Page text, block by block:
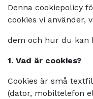
Denna cookiepolicy
cookies vi använder,
dem och hur du kan
1. Vad är cookies?
Cookies är små
(dator, mobiltelefon